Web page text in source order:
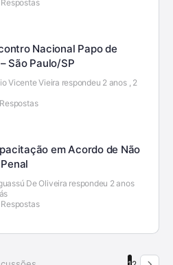
Nacional Papo de
São Paulo/SP
Vicente Vieira respondeu 2 anos , 2
em Acordo de Não
De Oliveira respondeu 2 anos